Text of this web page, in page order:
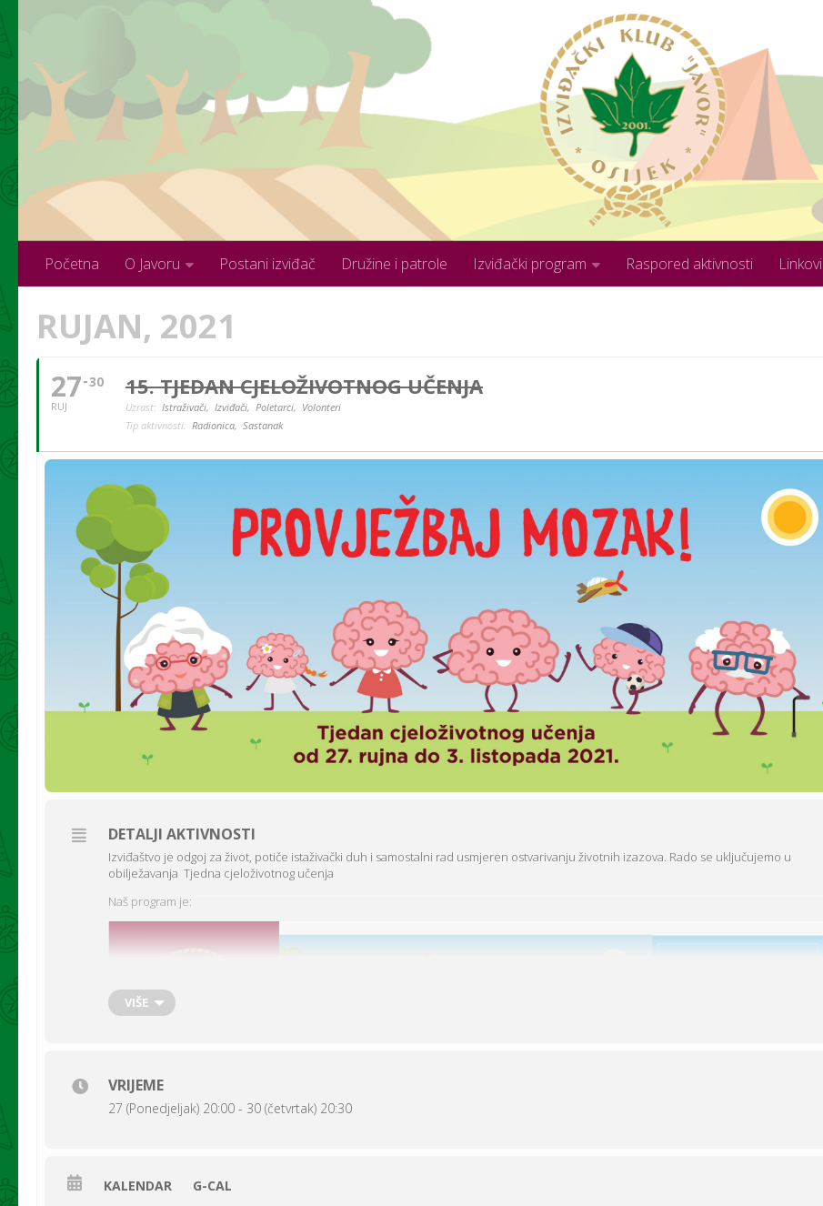
Početna O Javoru Postani izviđač Družine i patrole Izviđački program Raspored aktivnosti Linkovi
RUJAN, 2021
27
RUJ
30 15. TJEDAN CJELOŽIVOTNOG UČENJA
Uzrast: Istraživači, Izviđači, Poletarci, Volonteri
Tip aktivnosti: Radionica, Sastanak
DETALJI AKTIVNOSTI
Izviđaštvo je odgoj za život, potiče istaživački duh i samostalni rad usmjeren ostvarivanju životnih izazova. Rado se uključujemo u
obilježavanja Tjedna cjeloživotnog učenja
Naš program je:
VIŠE
VRIJEME
27 (Ponedjeljak) 20:00 - 30 (četvrtak) 20:30
KALENDAR G-CAL